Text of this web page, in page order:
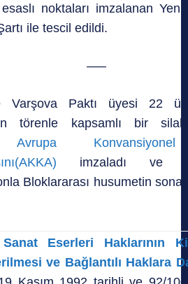
noktaları imzalanan
ile tescil edildi.
—–
Varşova Paktı üyesi 22
törenle kapsamlı bir
Avrupa
imzaladı ve
Bloklararası husumetin sona
Eserleri Haklarının
ve Bağlantılı Haklara